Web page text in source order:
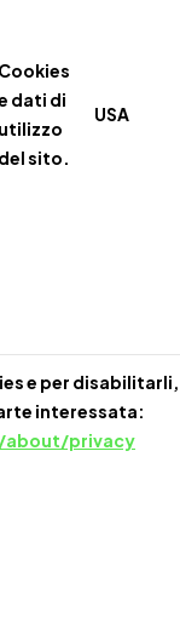
Cookies
dati di
utilizzo
del sito.
USA
e per disabilitarli,
interessata:
privacy